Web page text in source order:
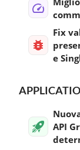
Fix
e
API